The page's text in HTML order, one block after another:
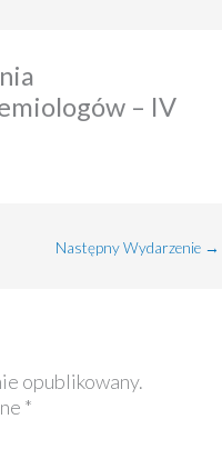
– IV
Następny Wydarzenie →
opublikowany.
*